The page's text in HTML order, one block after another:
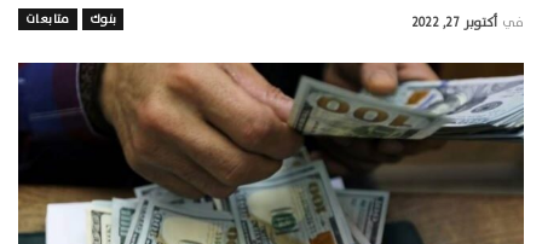
بنوك متابعات في أكتوبر 27, 2022